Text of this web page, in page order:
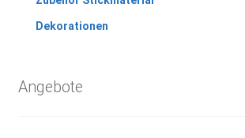
Dekorationen
Angebote